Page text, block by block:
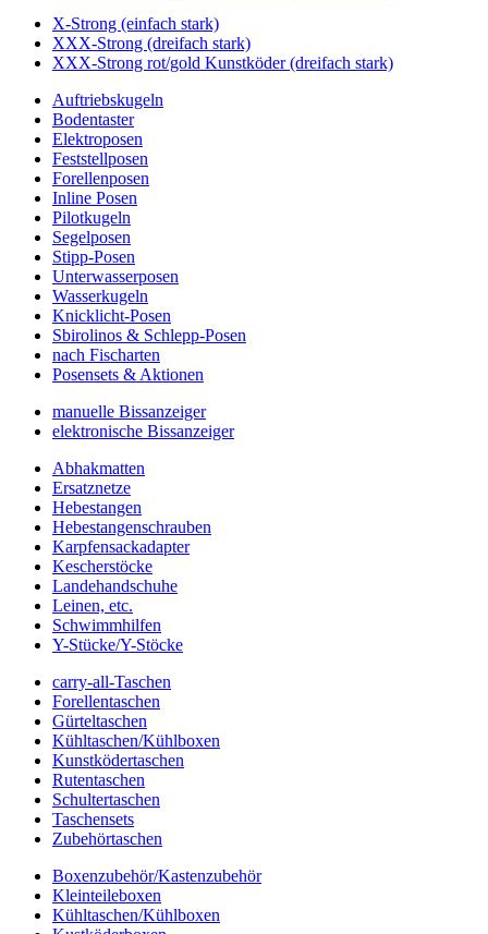
X-Strong (einfach stark)
XXX-Strong (dreifach stark)
XXX-Strong rot/gold Kunstköder (dreifach stark)
Auftriebskugeln
Bodentaster
Elektroposen
Feststellposen
Forellenposen
Inline Posen
Pilotkugeln
Segelposen
Stipp-Posen
Unterwasserposen
Wasserkugeln
Knicklicht-Posen
Sbirolinos & Schlepp-Posen
nach Fischarten
Posensets & Aktionen
manuelle Bissanzeiger
elektronische Bissanzeiger
Abhakmatten
Ersatznetze
Hebestangen
Hebestangenschrauben
Karpfensackadapter
Kescherstöcke
Landehandschuhe
Leinen, etc.
Schwimmhilfen
Y-Stücke/Y-Stöcke
carry-all-Taschen
Forellentaschen
Gürteltaschen
Kühltaschen/Kühlboxen
Kunstködertaschen
Rutentaschen
Schultertaschen
Taschensets
Zubehörtaschen
Boxenzubehör/Kastenzubehör
Kleinteileboxen
Kühltaschen/Kühlboxen